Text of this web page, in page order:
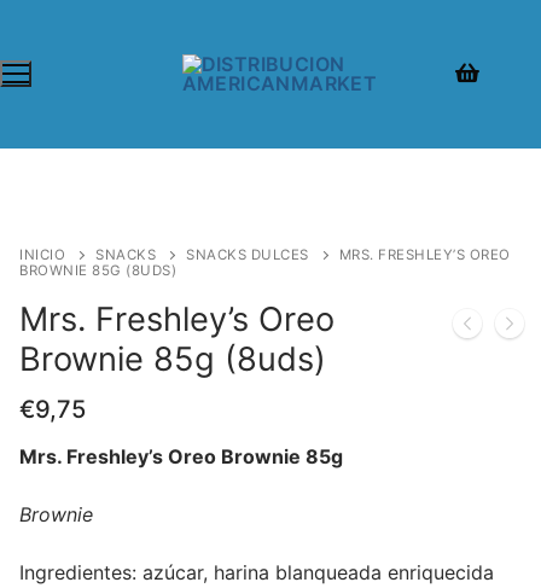
INICIO SNACKS SNACKS DULCES
MRS. FRESHLEY’S OREO
BROWNIE 85G (8UDS)
Mrs. Freshley’s Oreo
Brownie 85g (8uds)
€9,75
Mrs. Freshley’s Oreo Brownie 85g
Brownie
Ingredientes: azúcar, harina blanqueada enriquecida